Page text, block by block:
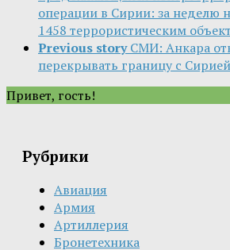
операции в Сирии: за неделю
1458 террористическим
Previous story СМИ: Анкара
перекрывать границу с Сирией
Привет, гость!
Рубрики
Авиация
Армия
Артиллерия
Бронетехника